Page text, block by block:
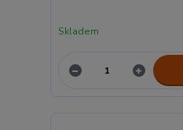
Skladem